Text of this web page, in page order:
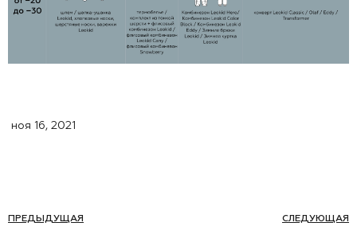
ноя 16, 2021
ПРЕДЫДУЩАЯ СЛЕДУЮЩАЯ